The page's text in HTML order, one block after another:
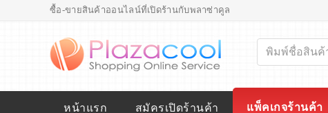
ซื้อ-ขายสินค้าออนไลน์ที่เปิดร้านกับพลาซ่าคูล
หน้าแรก สมัครเปิดร้านค้า แพ็คเกจร้านค้า